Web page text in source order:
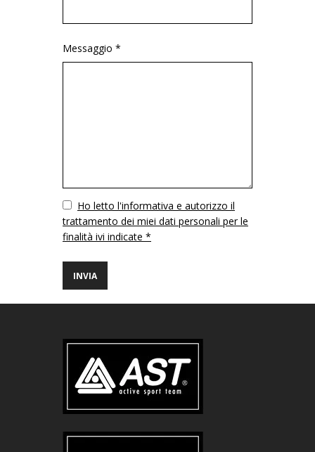
Messaggio *
VuotoHo letto l'informativa e autorizzo il
trattamento dei miei dati personali per le
finalità ivi indicate *